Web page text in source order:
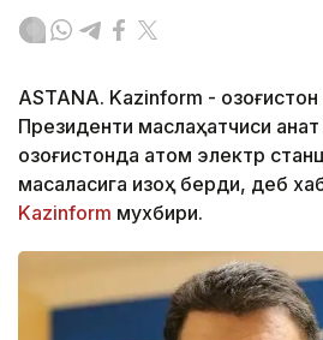
ASTANA. Kazinform -
Президенти маслаҳатчиси
Қозоғистонда атом электр
масаласига изоҳ берди, деб
Kazinform мухбири.